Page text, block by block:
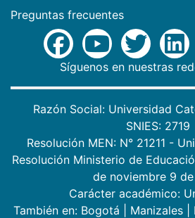
Preguntas frecuentes
Síguenos en nuestras
Razón Social: Universidad
SNIES: 2719
Resolución MEN: N° 21211 -
Resolución Ministerio de
de noviembre 9
Carácter académico:
También en: Bogotá Manizales